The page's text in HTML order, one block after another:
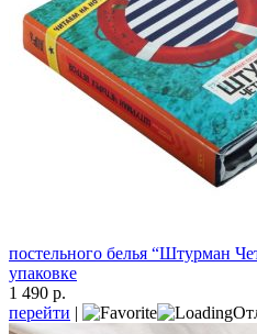
постельного белья “Штурман
упаковке
1 490 р.
перейти |